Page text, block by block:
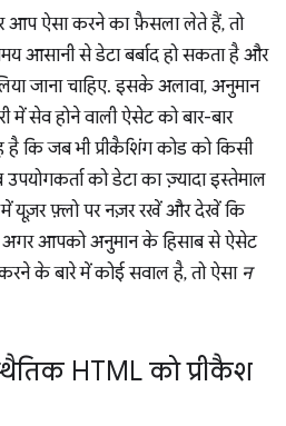
आप ऐसा करने का फ़ैसला लेते हैं, तो
आसानी से डेटा बर्बाद हो सकता है और
जाना चाहिए. इसके अलावा, अनुमान
सेव होने वाली ऐसेट को बार-बार
कि जब भी प्रीकैशिंग कोड को किसी
को डेटा का ज़्यादा इस्तेमाल
में यूज़र फ़्लो पर नज़र रखें और देखें कि
अगर आपको अनुमान के हिसाब से ऐसेट
के बारे में कोई सवाल है, तो ऐसा न
HTML को प्रीकैश